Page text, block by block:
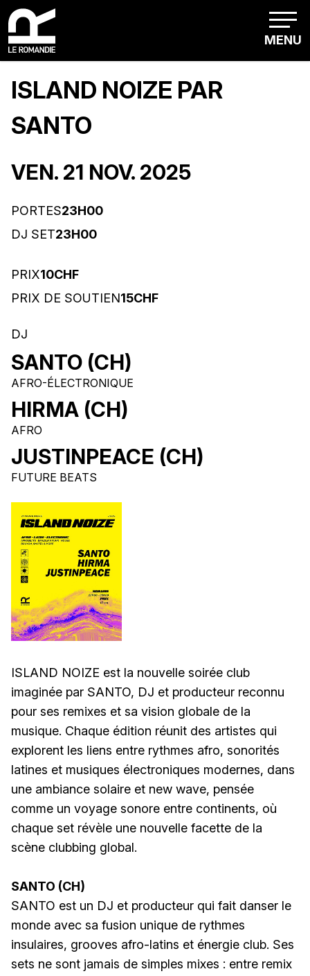
MENU
ISLAND NOIZE PAR
SANTO
VEN. 21 NOV. 2025
PORTES23H00
DJ SET23H00
PRIX10CHF
PRIX DE SOUTIEN15CHF
DJ
SANTO (CH)
AFRO-ÉLECTRONIQUE
HIRMA (CH)
AFRO
JUSTINPEACE (CH)
FUTURE BEATS
ISLAND NOIZE est la nouvelle soirée club
imaginée par SANTO, DJ et producteur reconnu
pour ses remixes et sa vision globale de la
musique. Chaque édition réunit des artistes qui
explorent les liens entre rythmes afro, sonorités
latines et musiques électroniques modernes, dans
une ambiance solaire et new wave, pensée
comme un voyage sonore entre continents, où
chaque set révèle une nouvelle facette de la
scène clubbing global.
SANTO (CH)
SANTO est un DJ et producteur qui fait danser le
monde avec sa fusion unique de rythmes
insulaires, grooves afro-latins et énergie club. Ses
sets ne sont jamais de simples mixes : entre remix